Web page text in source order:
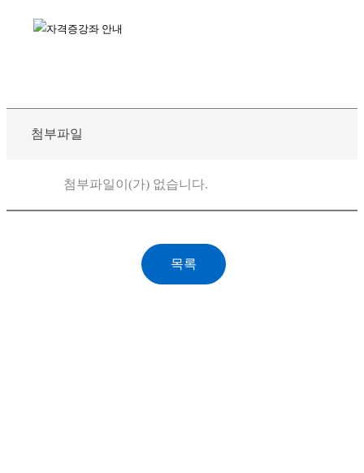
첨부파일
첨부파일이(가) 없습니다.